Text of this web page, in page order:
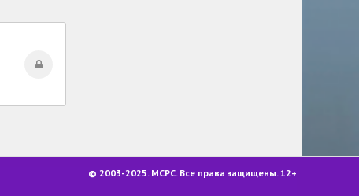
© 2003-2025. МСРС. Все права защищены. 12+